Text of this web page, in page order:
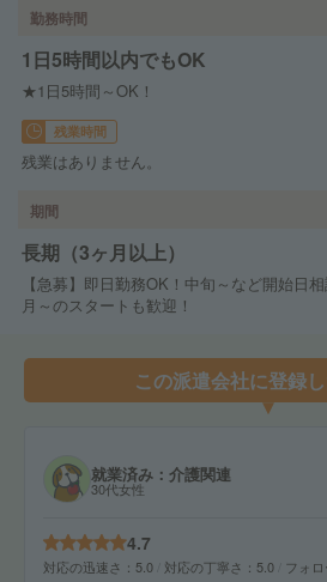
勤務時間
1日5時間以内でもOK
★1日5時間～OK！
残業時間
残業はありません。
期間
長期（3ヶ月以上）
【急募】即日勤務OK！中旬～など開始
月～のスタートも歓迎！
この派遣会社に登録
就業済み：介護関連
30代女性
4.7
対応の迅速さ 5.0 対応の丁寧さ 5.0 フォ